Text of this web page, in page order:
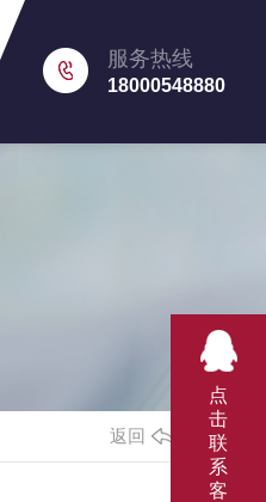
服务热线
18000548880
返回
点
击
联
系
客